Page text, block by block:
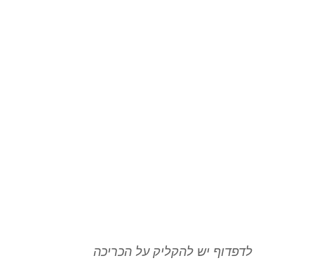
לדפדוף יש להקליק על הכריכה